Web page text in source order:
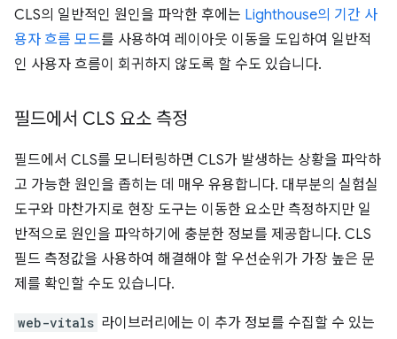
CLS의 일반적인 원인을 파악한 후에는 Lighthouse의 기간 사
용자 흐름 모드를 사용하여 레이아웃 이동을 도입하여 일반적
인 사용자 흐름이 회귀하지 않도록 할 수도 있습니다.
필드에서 CLS 요소 측정
필드에서 CLS를 모니터링하면 CLS가 발생하는 상황을 파악하
고 가능한 원인을 좁히는 데 매우 유용합니다. 대부분의 실험실
도구와 마찬가지로 현장 도구는 이동한 요소만 측정하지만 일
반적으로 원인을 파악하기에 충분한 정보를 제공합니다. CLS
필드 측정값을 사용하여 해결해야 할 우선순위가 가장 높은 문
제를 확인할 수도 있습니다.
web-vitals 라이브러리에는 이 추가 정보를 수집할 수 있는